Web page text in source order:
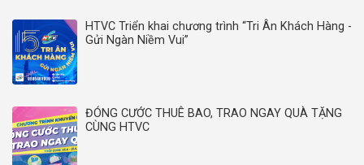
HTVC Triển khai chương trình “Tri Ân Khách Hàng -
Gửi Ngàn Niềm Vui”
ĐÓNG CƯỚC THUÊ BAO, TRAO NGAY QUÀ TẶNG
CÙNG HTVC